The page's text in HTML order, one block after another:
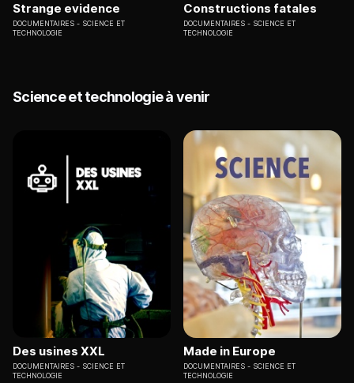
Strange evidence
DOCUMENTAIRES
SCIENCE ET
TECHNOLOGIE
Constructions fatales
DOCUMENTAIRES
SCIENCE ET
TECHNOLOGIE
Science et technologie à venir
Des usines XXL
DOCUMENTAIRES
SCIENCE ET
TECHNOLOGIE
Made in Europe
DOCUMENTAIRES
SCIENCE ET
TECHNOLOGIE